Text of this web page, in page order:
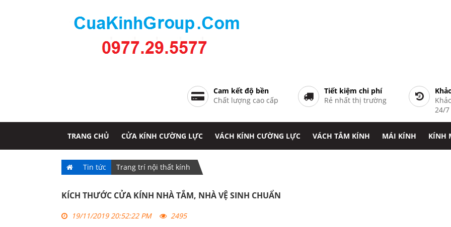
Cam kết độ bền
Chất lượng cao cấp
Tiết kiệm chi phí
Rẻ nhất thị trường
24/7
TRANG CHỦ CỬA KÍNH CƯỜNG LỰC VÁCH KÍNH CƯỜNG LỰC VÁCH TẮM KÍNH MÁI KÍNH KÍNH
Tin tức Trang trí nội thất kính
KÍCH THƯỚC CỬA KÍNH NHÀ TẮM, NHÀ VỆ SINH CHUẨN
19/11/2019 20:52:22 PM 2495